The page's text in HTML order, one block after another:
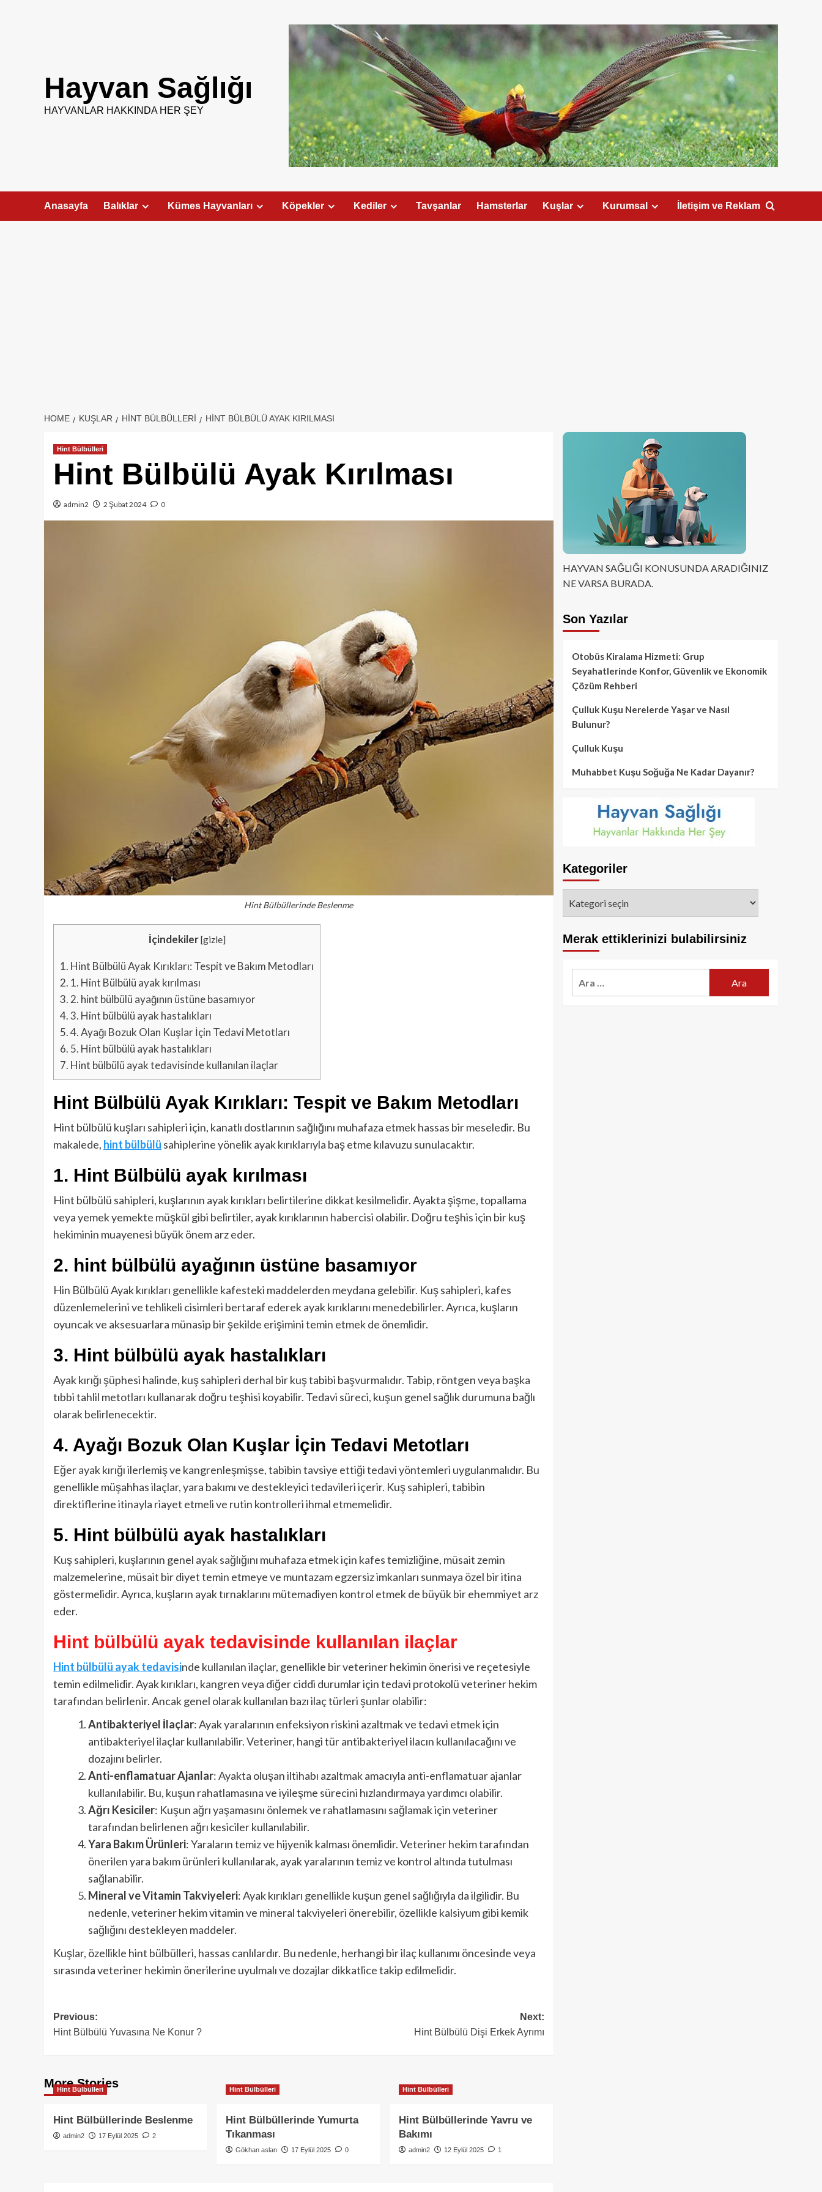
Hayvan Sağlığı
HAYVANLAR HAKKINDA HER ŞEY
Anasayfa Balıklar Kümes Hayvanları Köpekler Kediler Tavşanlar Hamsterlar Kuşlar Kurumsal İletişim ve Reklam
HOME KUŞLAR HINT BÜLBÜLLERI HINT BÜLBÜLÜ AYAK KIRILMASI
Hint Bülbülleri
Hint Bülbülü Ayak Kırılması
admin2 2 Şubat 2024 0
Hint Bülbüllerinde Beslenme
İçindekiler[gizle]
1. Hint Bülbülü Ayak Kırıkları: Tespit ve Bakım Metodları
2. 1. Hint Bülbülü ayak kırılması
3. 2. hint bülbülü ayağının üstüne basamıyor
4.3. Hint bülbülü ayak hastalıkları
5.4. Ayağı Bozuk Olan Kuşlar İçin Tedavi Metotları
6. 5. Hint bülbülü ayak hastalıkları
7. Hint bülbülü ayak tedavisinde kullanılan ilaçlar
Hint Bülbülü Ayak Kırıkları: Tespit ve Bakım Metodları
Hint bülbülü kuşları sahipleri için, kanatlı dostlarının sağlığını muhafaza etmek hassas bir meseledir. Bu
makalede, hint bülbülü sahiplerine yönelik ayak kırıklarıyla baş etme kılavuzu sunulacaktır.
1. Hint Bülbülü ayak kırılması
Hint bülbülü sahipleri, kuşlarının ayak kırıkları belirtilerine dikkat kesilmelidir. Ayakta şişme, topallama
veya yemek yemekte müşkül gibi belirtiler, ayak kırıklarının habercisi olabilir. Doğru teşhis için bir kuş
hekiminin muayenesi büyük önem arz eder.
2. hint bülbülü ayağının üstüne basamıyor
Hin Bülbülü Ayak kırıkları genellikle kafesteki maddelerden meydana gelebilir. Kuş sahipleri, kafes
düzenlemelerini ve tehlikeli cisimleri bertaraf ederek ayak kırıklarını menedebilirler. Ayrıca, kuşların
oyuncak ve aksesuarlara münasip bir şekilde erişimini temin etmek de önemlidir.
3. Hint bülbülü ayak hastalıkları
Ayak kırığı şüphesi halinde, kuş sahipleri derhal bir kuş tabibi başvurmalıdır. Tabip, röntgen veya başka
tıbbi tahlil metotları kullanarak doğru teşhisi koyabilir. Tedavi süreci, kuşun genel sağlık durumuna bağlı
olarak belirlenecektir.
4. Ayağı Bozuk Olan Kuşlar İçin Tedavi Metotları
Eğer ayak kırığı ilerlemiş ve kangrenleşmişse, tabibin tavsiye ettiği tedavi yöntemleri uygulanmalıdır. Bu
genellikle müşahhas ilaçlar, yara bakımı ve destekleyici tedavileri içerir. Kuş sahipleri, tabibin
direktiflerine itinayla riayet etmeli ve rutin kontrolleri ihmal etmemelidir.
5. Hint bülbülü ayak hastalıkları
Kuş sahipleri, kuşlarının genel ayak sağlığını muhafaza etmek için kafes temizliğine, müsait zemin
malzemelerine, müsait bir diyet temin etmeye ve muntazam egzersiz imkanları sunmaya özel bir itina
göstermelidir. Ayrıca, kuşların ayak tırnaklarını mütemadiyen kontrol etmek de büyük bir ehemmiyet arz
eder.
Hint bülbülü ayak tedavisinde kullanılan ilaçlar
Hint bülbülü ayak tedavisinde kullanılan ilaçlar, genellikle bir veteriner hekimin önerisi ve reçetesiyle
temin edilmelidir. Ayak kırıkları, kangren veya diğer ciddi durumlar için tedavi protokolü veteriner hekim
tarafından belirlenir. Ancak genel olarak kullanılan bazı ilaç türleri şunlar olabilir:
Antibakteriyel İlaçlar: Ayak yaralarının enfeksiyon riskini azaltmak ve tedavi etmek için
antibakteriyel ilaçlar kullanılabilir. Veteriner, hangi tür antibakteriyel ilacın kullanılacağını ve
dozajını belirler.
Anti-enflamatuar Ajanlar: Ayakta oluşan iltihabı azaltmak amacıyla anti-enflamatuar ajanlar
kullanılabilir. Bu, kuşun rahatlamasına ve iyileşme sürecini hızlandırmaya yardımcı olabilir.
Ağrı Kesiciler: Kuşun ağrı yaşamasını önlemek ve rahatlamasını sağlamak için veteriner
tarafından belirlenen ağrı kesiciler kullanılabilir.
Yara Bakım Ürünleri: Yaraların temiz ve hijyenik kalması önemlidir. Veteriner hekim tarafından
önerilen yara bakım ürünleri kullanılarak, ayak yaralarının temiz ve kontrol altında tutulması
sağlanabilir.
Mineral ve Vitamin Takviyeleri: Ayak kırıkları genellikle kuşun genel sağlığıyla da ilgilidir. Bu
nedenle, veteriner hekim vitamin ve mineral takviyeleri önerebilir, özellikle kalsiyum gibi kemik
sağlığını destekleyen maddeler.
Kuşlar, özellikle hint bülbülleri, hassas canlılardır. Bu nedenle, herhangi bir ilaç kullanımı öncesinde veya
sırasında veteriner hekimin önerilerine uyulmalı ve dozajlar dikkatlice takip edilmelidir.
Post
navigation
Previous:
Hint Bülbülü Yuvasına Ne Konur ?
Next:
Hint Bülbülü Dişi Erkek Ayrımı
More Stories
Hint Bülbülleri
Hint Bülbüllerinde Beslenme
admin2 17 Eylül 2025 2
Hint Bülbülleri
Hint Bülbüllerinde Yumurta
Tıkanması
Gökhan aslan 17 Eylül 2025 0
Hint Bülbülleri
Hint Bülbüllerinde Yavru ve
Bakımı
admin2 12 Eylül 2025 1
HAYVAN SAĞLIĞI KONUSUNDA ARADIĞINIZ
NE VARSA BURADA.
Son Yazılar
Otobüs Kiralama Hizmeti: Grup
Seyahatlerinde Konfor, Güvenlik ve Ekonomik
Çözüm Rehberi
Çulluk Kuşu Nerelerde Yaşar ve Nasıl
Bulunur?
Çulluk Kuşu
Muhabbet Kuşu Soğuğa Ne Kadar Dayanır?
Kategoriler
Merak ettiklerinizi bulabilirsiniz